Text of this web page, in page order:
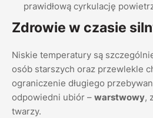
prawidłową cyrkulację
Zdrowie w czasie
Niskie temperatury są
osób starszych oraz przewlekle
ograniczenie długiego
odpowiedni ubiór – warstwowy,
twarzy.